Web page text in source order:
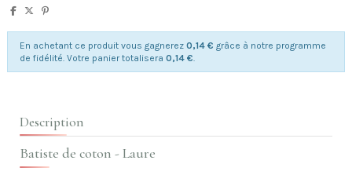
En achetant ce produit vous gagnerez 0,14 € grâce à notre programme
de fidélité. Votre panier totalisera 0,14 €.
Description
Batiste de coton - Laure